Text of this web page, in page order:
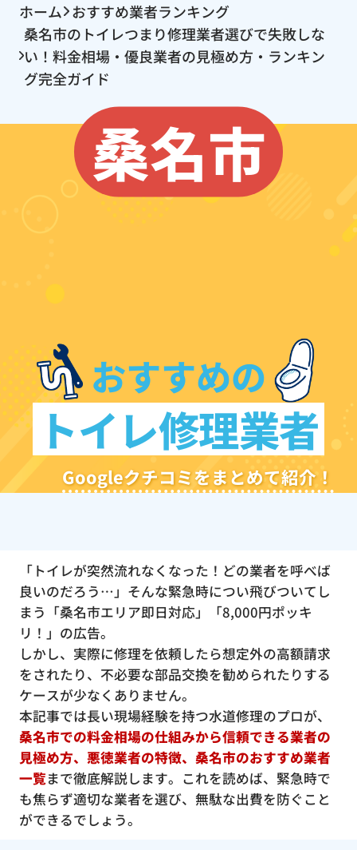
ホーム おすすめ業者ランキング
桑名市のトイレつまり修理業者選びで失敗しな
い！料金相場・優良業者の見極め方・ランキン
グ完全ガイド
桑名市
おすすめの
トイレ修理業者
Googleクチコミをまとめて紹介！
「トイレが突然流れなくなった！どの業者を呼べば
良いのだろう…」そんな緊急時につい飛びついてし
まう「桑名市エリア即日対応」「8,000円ポッキ
リ！」の広告。
しかし、実際に修理を依頼したら想定外の高額請求
をされたり、不必要な部品交換を勧められたりする
ケースが少なくありません。
本記事では長い現場経験を持つ水道修理のプロが、
桑名市での料金相場の仕組みから信頼できる業者の
見極め方、悪徳業者の特徴、桑名市のおすすめ業者
一覧まで徹底解説します。これを読めば、緊急時で
も焦らず適切な業者を選び、無駄な出費を防ぐこと
ができるでしょう。